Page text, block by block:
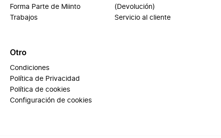
Forma Parte de Miinto
Trabajos
(Devolución)
Servicio al cliente
Otro
Condiciones
Política de Privacidad
Política de cookies
Configuración de cookies